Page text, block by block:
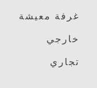
غرفة معيشة
خارجي
تجاري